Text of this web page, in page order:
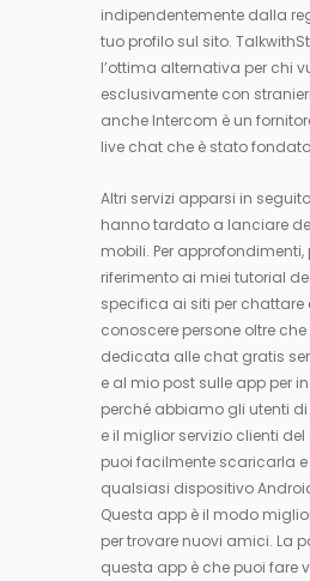
indipendentemente dalla
tuo profilo sul sito.
l’ottima alternativa per chi
esclusivamente con
anche Intercom è un
live chat che è stato fondato
Altri servizi apparsi in
hanno tardato a lanciare
mobili. Per approfondimenti,
riferimento ai miei tutorial
specifica ai siti per chattare
conoscere persone oltre
dedicata alle chat gratis
e al mio post sulle app per
perché abbiamo gli utenti
e il miglior servizio clienti del
puoi facilmente scaricarla
qualsiasi dispositivo
Questa app è il modo
per trovare nuovi amici. La
questa app è che puoi fare